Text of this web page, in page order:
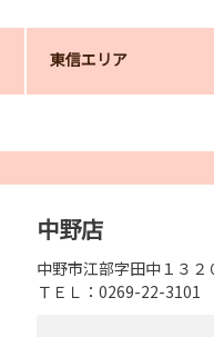
東信エリア
中野店
中野市江部字田中１３２
ＴＥＬ：0269-22-3101